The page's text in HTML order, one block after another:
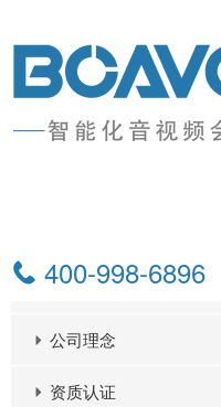
400-998-6896
公司介绍
公司理念
资质认证